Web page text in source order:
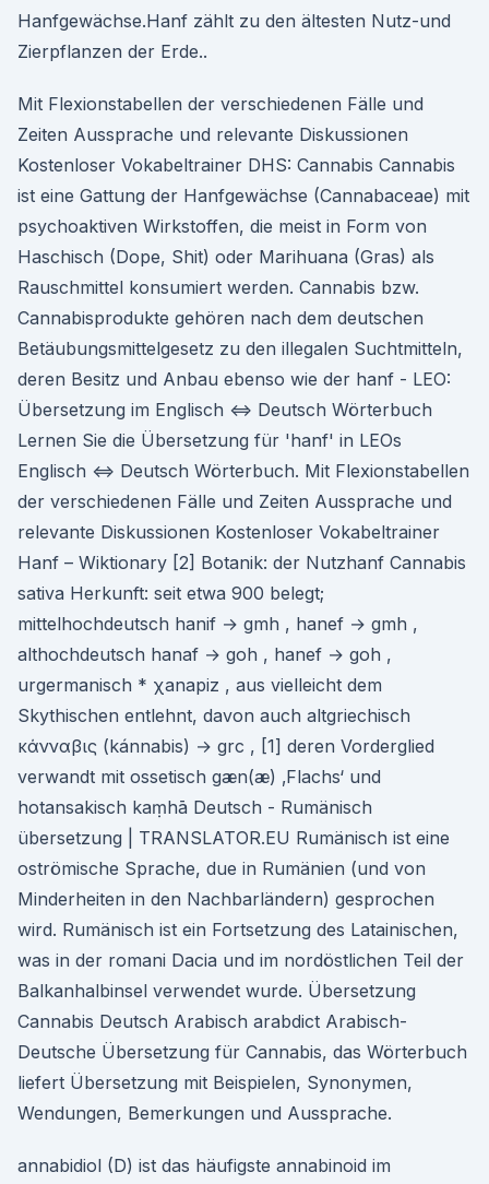
Hanfgewächse.Hanf zählt zu den ältesten Nutz-und
Zierpflanzen der Erde..
Mit Flexionstabellen der verschiedenen Fälle und
Zeiten Aussprache und relevante Diskussionen
Kostenloser Vokabeltrainer DHS: Cannabis Cannabis
ist eine Gattung der Hanfgewächse (Cannabaceae) mit
psychoaktiven Wirkstoffen, die meist in Form von
Haschisch (Dope, Shit) oder Marihuana (Gras) als
Rauschmittel konsumiert werden. Cannabis bzw.
Cannabisprodukte gehören nach dem deutschen
Betäubungsmittelgesetz zu den illegalen Suchtmitteln,
deren Besitz und Anbau ebenso wie der hanf - LEO:
Übersetzung im Englisch ⇔ Deutsch Wörterbuch
Lernen Sie die Übersetzung für 'hanf' in LEOs
Englisch ⇔ Deutsch Wörterbuch. Mit Flexionstabellen
der verschiedenen Fälle und Zeiten Aussprache und
relevante Diskussionen Kostenloser Vokabeltrainer
Hanf – Wiktionary [2] Botanik: der Nutzhanf Cannabis
sativa Herkunft: seit etwa 900 belegt;
mittelhochdeutsch hanif → gmh , hanef → gmh ,
althochdeutsch hanaf → goh , hanef → goh ,
urgermanisch * χanapiz , aus vielleicht dem
Skythischen entlehnt, davon auch altgriechisch
κάνναβις (kánnabis) → grc , [1] deren Vorderglied
verwandt mit ossetisch gæn(æ) ‚Flachs‘ und
hotansakisch kaṃhā Deutsch - Rumänisch
übersetzung | TRANSLATOR.EU Rumänisch ist eine
oströmische Sprache, due in Rumänien (und von
Minderheiten in den Nachbarländern) gesprochen
wird. Rumänisch ist ein Fortsetzung des Latainischen,
was in der romani Dacia und im nordöstlichen Teil der
Balkanhalbinsel verwendet wurde. Übersetzung
Cannabis Deutsch Arabisch arabdict Arabisch-
Deutsche Übersetzung für Cannabis, das Wörterbuch
liefert Übersetzung mit Beispielen, Synonymen,
Wendungen, Bemerkungen und Aussprache.
annabidiol (D) ist das häufigste annabinoid im